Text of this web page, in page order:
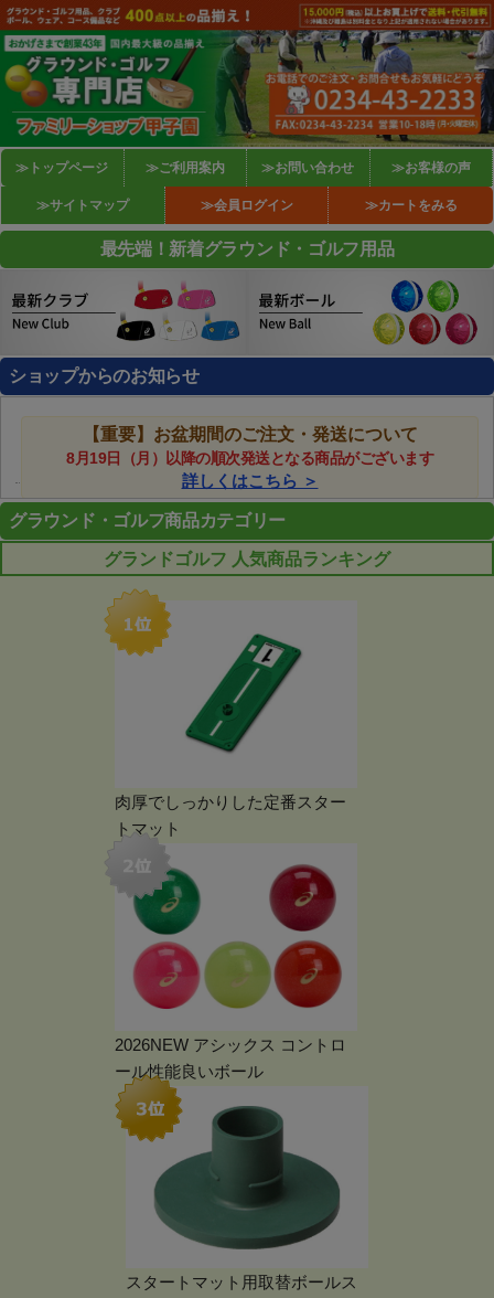
≫トップページ ≫ご利用案内 ≫お問い合わせ ≫お客様の声
≫サイトマップ ≫会員ログイン ≫カートをみる
最先端！新着グラウンド・ゴルフ用品
ショップからのお知らせ
【重要】お盆期間のご注文・発送について
8月19日（月）以降の順次発送となる商品がございます
詳しくはこちら ＞
グラウンド・ゴルフ商品カテゴリー
グランドゴルフ 人気商品ランキング
肉厚でしっかりした定番スター
トマット
2026NEW アシックス コントロ
ール性能良いボール
スタートマット用取替ボールス